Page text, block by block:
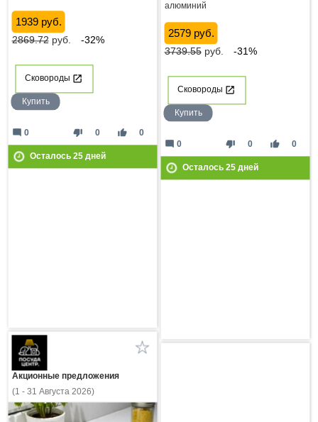
1939 руб.
2869.72руб. -32%
Сковороды
Купить
thumb_down 0 thumb_up 0
mode_comment 0
Осталось 25дней
алюминий
2579 руб.
3739.55руб. -31%
Сковороды
Купить
thumb_down 0 thumb_up 0
mode_comment 0
Осталось 25дней
Акционные предложения
(1 - 31 Августа 2026)